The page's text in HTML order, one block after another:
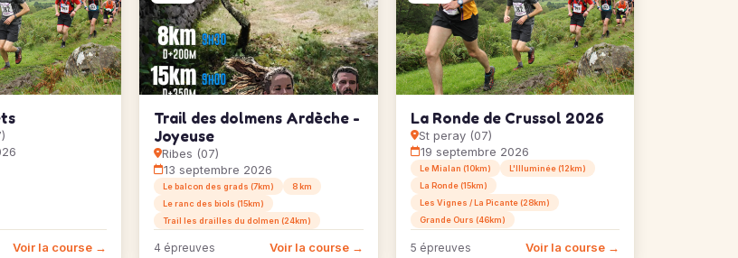
Voir la course →
Trail des dolmens Ardèche -
Joyeuse
Ribes (07)
13 septembre 2026
Le balcon des grads (7km)
8 km
Le ranc des biols (15km)
Trail les drailles du dolmen (24km)
4 épreuves Voir la course →
La Ronde de Crussol 2026
St peray (07)
19 septembre 2026
Le Mialan (10km)
L'Illuminée (12km)
La Ronde (15km)
Les Vignes / La Picante (28km)
Grande Ours (46km)
5 épreuves Voir la course →